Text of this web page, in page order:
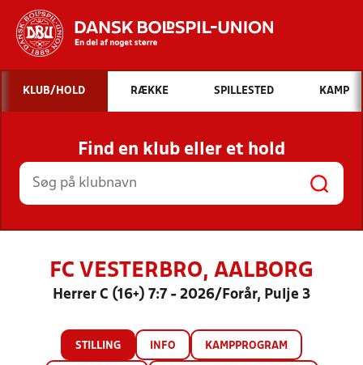
Hvad vil du søge efter?
INDHOLD OG NYHEDER
STILLINGER, RESULTATER, KLUBBER OG
HOLD
KLUB/HOLD RÆKKE SPILLESTED KAMP
Find en klub eller et hold
FC VESTERBRO, AALBORG
Herrer C (16+) 7:7 - 2026/Forår, Pulje 3
STILLING INFO KAMPPROGRAM